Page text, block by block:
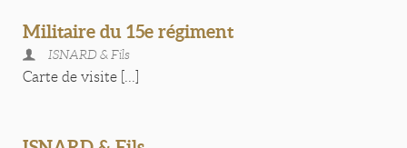
Militaire du 15e régiment
ISNARD & Fils
Carte de visite [...]